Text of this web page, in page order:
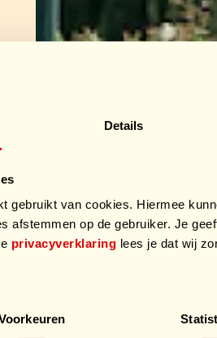
Details
gebruikt van cookies. Hiermee
afstemmen op de gebruiker. Je
privacyverklaring lees je dat wij